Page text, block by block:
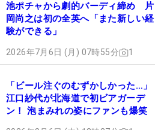
池ポチャから劇的バーディ締め 片
岡尚之は初の全英へ「また新しい経
験ができる」
2026年7月6日 (月) 07時55分 1
「ビール注ぐのむずかしかった…」
江口紗代が北海道で初ビアガーデ
ン！ 泡まみれの姿にファンも爆笑